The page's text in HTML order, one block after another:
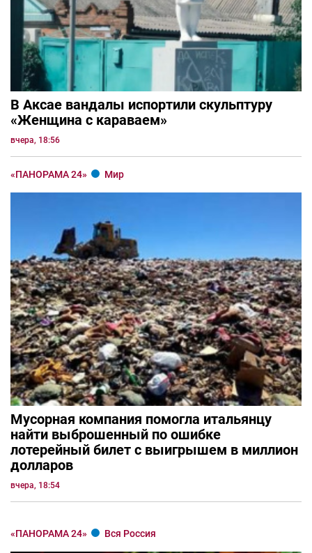
В Аксае вандалы испортили скульптуру
«Женщина с караваем»
вчера, 18:56
«ПАНОРАМА 24» Мир
Мусорная компания помогла итальянцу
найти выброшенный по ошибке
лотерейный билет с выигрышем в миллион
долларов
вчера, 18:54
«ПАНОРАМА 24» Вся Россия